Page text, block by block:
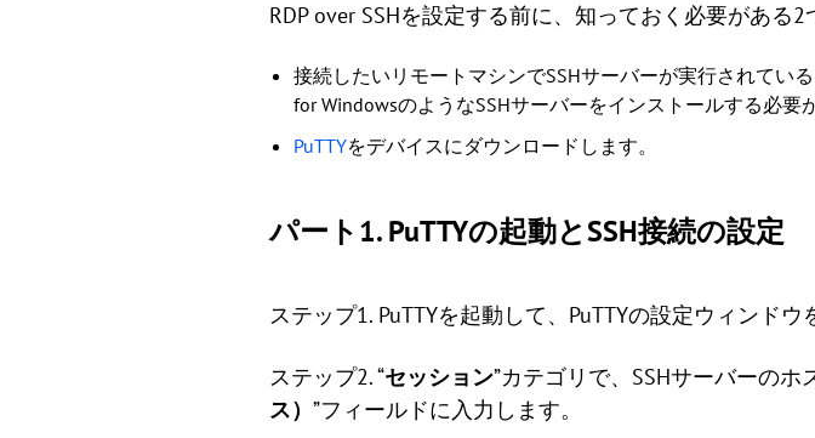
RDP over SSHを設定する前に、知っておく必要がある2
接続したいリモートマシンでSSHサーバーが実行されてい
for WindowsのようなSSHサーバーをインストールする必要
PuTTYをデバイスにダウンロードします。
パート1.PuTTYの起動とSSH接続の設定
ステップ1. PuTTYを起動して、PuTTYの設定ウィンドウ
ステップ2. “セッション”カテゴリで、SSHサーバーのホ
ス） ”フィールドに入力します。